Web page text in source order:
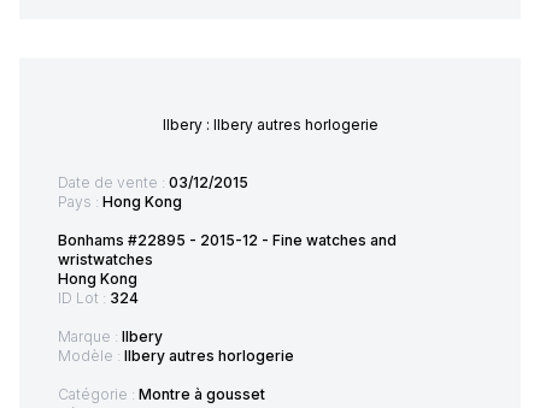
Ilbery : Ilbery autres horlogerie
Date de vente : 03/12/2015
Pays : Hong Kong
Bonhams #22895 - 2015-12 - Fine watches and
wristwatches
Hong Kong
ID Lot : 324
Marque : Ilbery
Modèle : Ilbery autres horlogerie
Catégorie : Montre à gousset